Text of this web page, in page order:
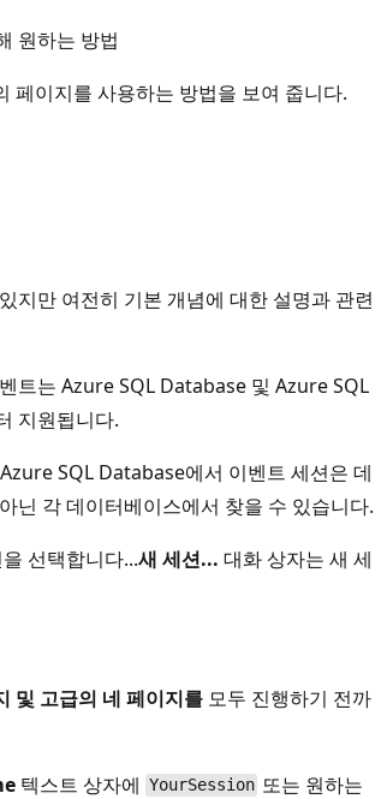
원하는 방법
페이지를 사용하는 방법을 보여 줍니다.
지만 여전히 기본 개념에 대한 설명과 관련
트는 Azure SQL Database 및 Azure SQL
지원됩니다.
SQL Database에서 이벤트 세션은 데
닌 각 데이터베이스에서 찾을 수 있습니다.
선택합니다...새 세션... 대화 상자는 새 세
및 고급의 네 페이지를 모두 진행하기 전까
텍스트 상자에 YourSession 또는 원하는